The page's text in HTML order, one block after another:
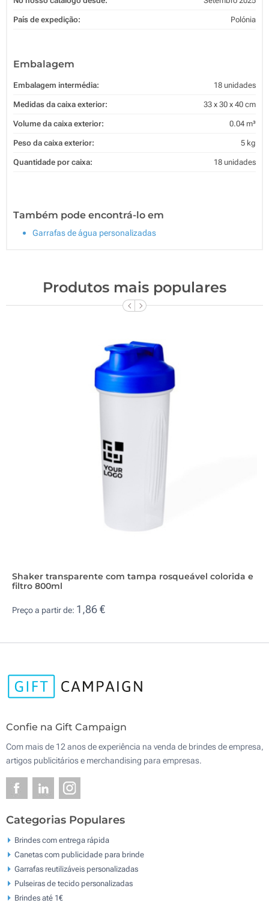
País de expedição: Polónia
Embalagem
Embalagem intermédia: 18 unidades
Medidas da caixa exterior: 33 x 30 x 40 cm
Volume da caixa exterior: 0.04 m³
Peso da caixa exterior: 5 kg
Quantidade por caixa: 18 unidades
Também pode encontrá-lo em
Garrafas de água personalizadas
Produtos mais populares
Shaker transparente com tampa rosqueável colorida e
filtro 800ml
Preço a partir de: 1,86 €
Confie na Gift Campaign
Com mais de 12 anos de experiência na venda de brindes de empresa,
artigos publicitários e merchandising para empresas.
Categorias Populares
Brindes com entrega rápida
Canetas com publicidade para brinde
Garrafas reutilizáveis personalizadas
Pulseiras de tecido personalizadas
Brindes até 1€